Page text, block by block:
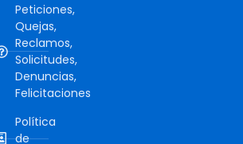
Peticiones,
Quejas,
Reclamos,
Solicitudes,
Denuncias,
Felicitaciones
Política
de